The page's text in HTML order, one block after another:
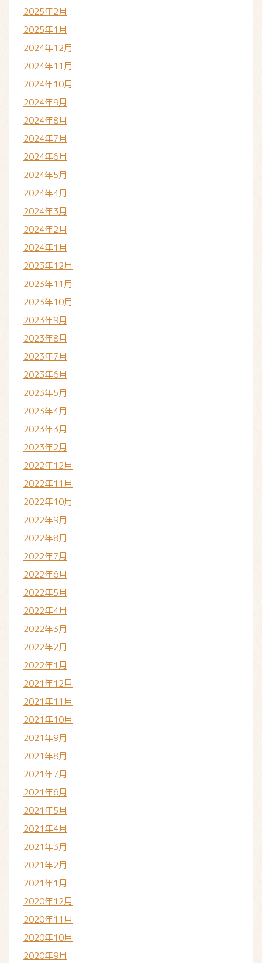
2025年2月
2025年1月
2024年12月
2024年11月
2024年10月
2024年9月
2024年8月
2024年7月
2024年6月
2024年5月
2024年4月
2024年3月
2024年2月
2024年1月
2023年12月
2023年11月
2023年10月
2023年9月
2023年8月
2023年7月
2023年6月
2023年5月
2023年4月
2023年3月
2023年2月
2022年12月
2022年11月
2022年10月
2022年9月
2022年8月
2022年7月
2022年6月
2022年5月
2022年4月
2022年3月
2022年2月
2022年1月
2021年12月
2021年11月
2021年10月
2021年9月
2021年8月
2021年7月
2021年6月
2021年5月
2021年4月
2021年3月
2021年2月
2021年1月
2020年12月
2020年11月
2020年10月
2020年9月